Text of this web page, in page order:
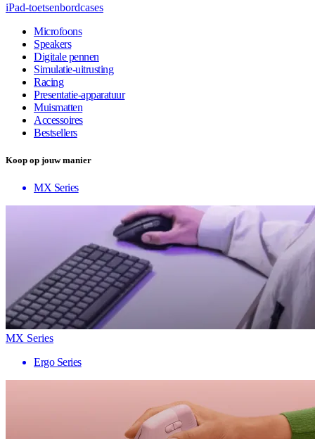
iPad-toetsenbordcases
Microfoons
Speakers
Digitale pennen
Simulatie-uitrusting
Racing
Presentatie-apparatuur
Muismatten
Accessoires
Bestsellers
Koop op jouw manier
MX Series
MX Series
Ergo Series